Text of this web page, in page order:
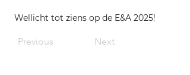
Wellicht tot ziens op de E&A 2025!
Previous Next